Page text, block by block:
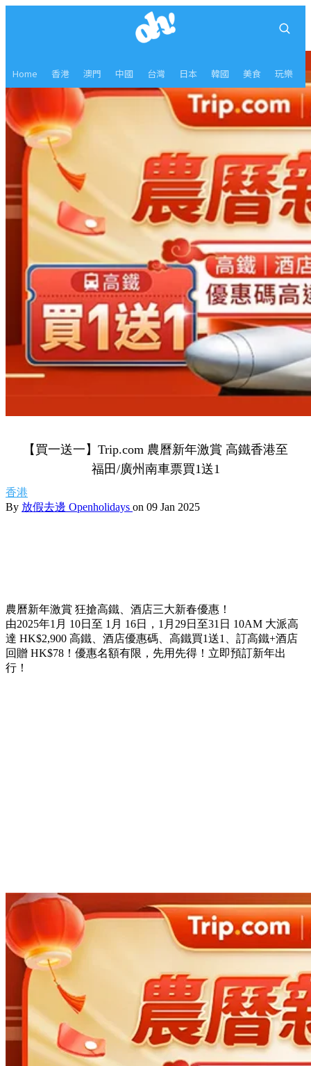
Home 香港 澳門 中國 台灣 日本 韓國 美食 玩樂
【買一送一】Trip.com 農曆新年激賞 高鐵香港至
福田/廣州南車票買1送1
香港
By 放假去邊 Openholidays on 09 Jan 2025
農曆新年激賞 狂搶高鐵、酒店三大新春優惠！
由2025年1月 10日至 1月 16日，1月29日至31日 10AM 大派高
達 HK$2,900 高鐵、酒店優惠碼、高鐵買1送1、訂高鐵+酒店
回贈 HK$78！優惠名額有限，先用先得！立即預訂新年出
行！